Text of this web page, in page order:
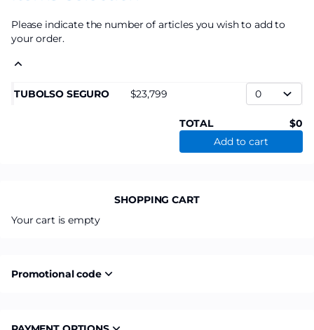
Please indicate the number of articles you wish to add to
your order.
TUBOLSO SEGURO 23,799
TOTAL
0
Add to cart
SHOPPING CART
Your cart is empty
Promotional code